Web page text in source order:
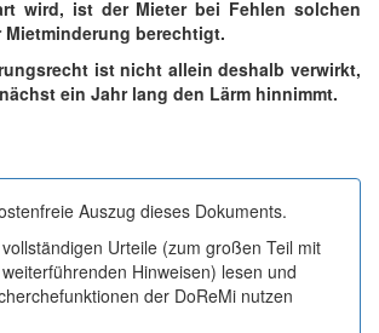
wird, ist der Mieter bei Fehlen solchen
Mietminderung berechtigt.
ist nicht allein deshalb verwirkt,
ein Jahr lang den Lärm hinnimmt.
Auszug dieses Dokuments.
Urteile (zum großen Teil mit
Hinweisen) lesen und
der DoReMi nutzen